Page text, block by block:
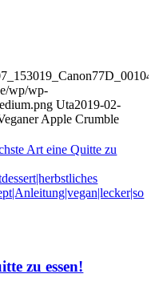
wp/wp-
Uta2019-02-
Apple Crumble
zu essen!